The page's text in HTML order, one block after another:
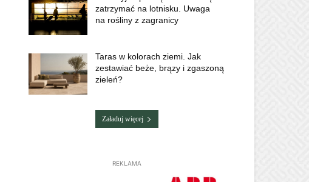
zatrzymać na lotnisku. Uwaga
na rośliny z zagranicy
Taras w kolorach ziemi. Jak
zestawiać beże, brązy i zgaszoną
zieleń?
Załaduj więcej
REKLAMA